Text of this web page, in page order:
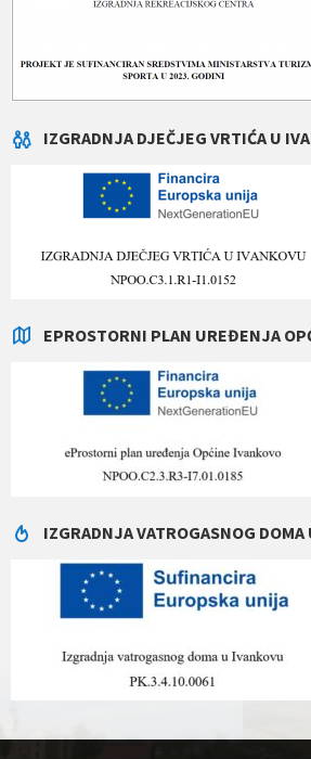
IZGRADNJA DJEČJEG VRTIĆA U
EPROSTORNI PLAN UREĐENJA
IZGRADNJA VATROGASNOG DOMA